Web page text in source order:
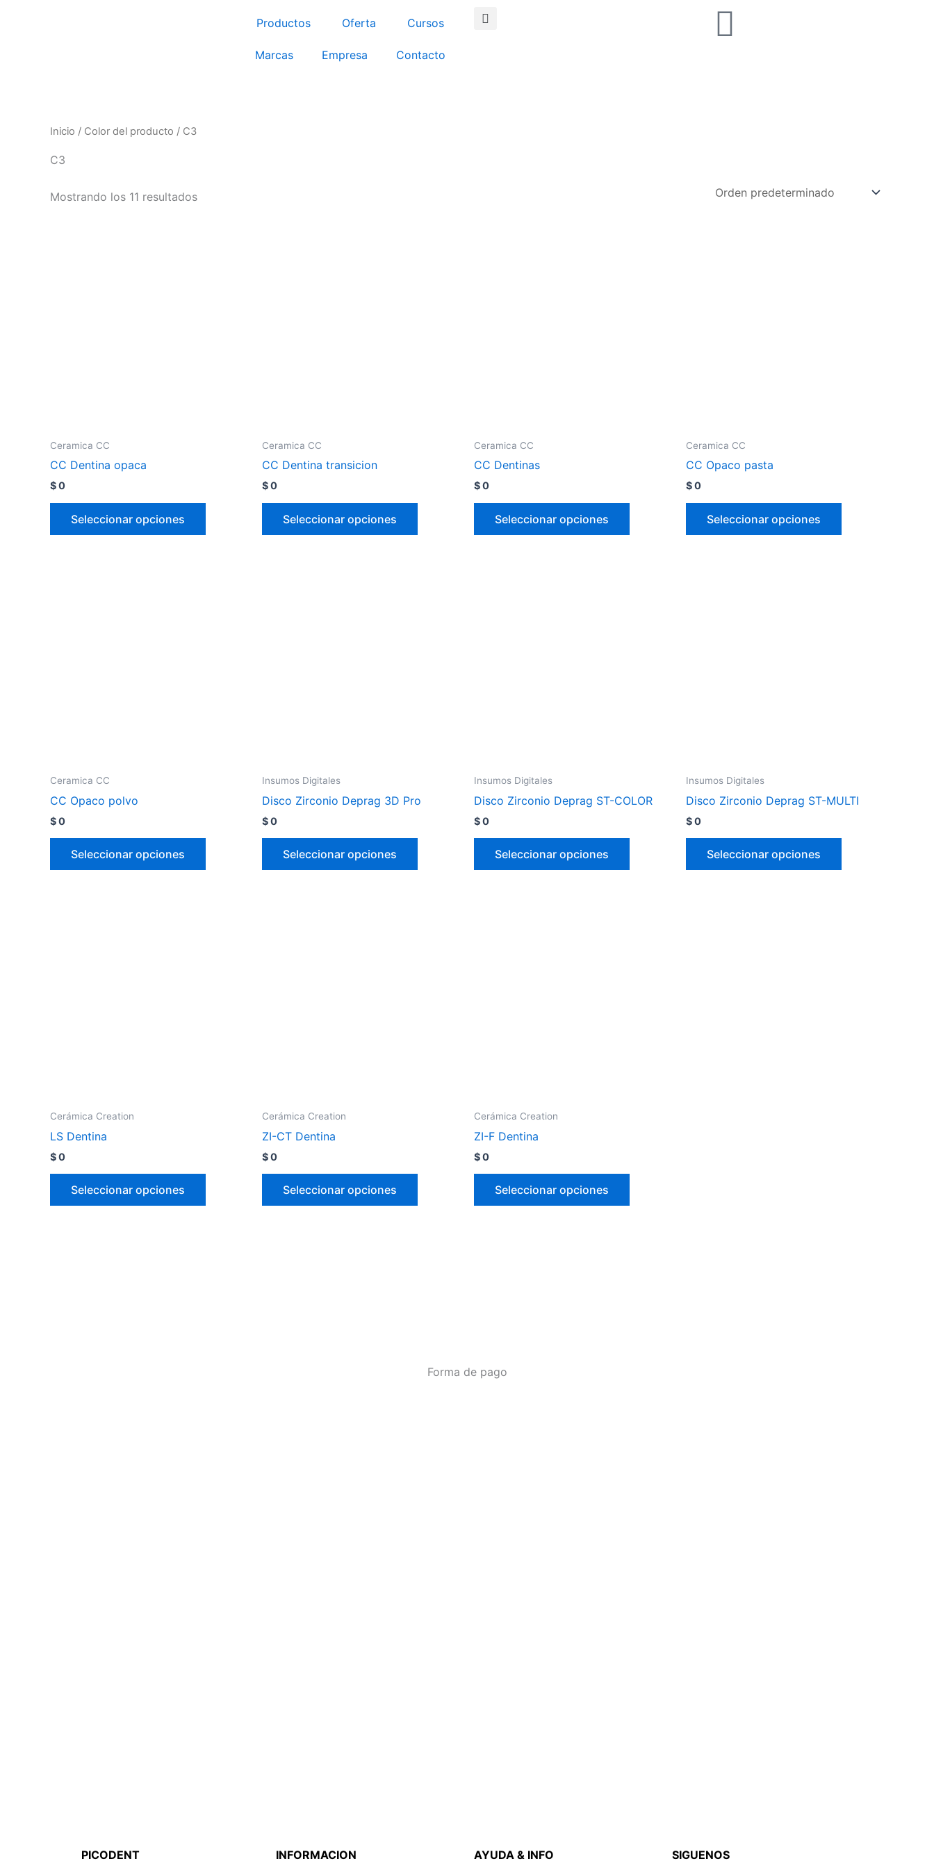
Productos Oferta Cursos
Marcas Empresa Contacto
Search
Inicio / Color del producto / C3
C3
Mostrando los 11 resultados
Ceramica CC
CC Dentina opaca
$0
Seleccionar opciones
Ceramica CC
CC Dentina transicion
$0
Seleccionar opciones
Ceramica CC
CC Dentinas
$0
Seleccionar opciones
Ceramica CC
CC Opaco pasta
$0
Seleccionar opciones
Ceramica CC
CC Opaco polvo
$0
Seleccionar opciones
Insumos Digitales
Disco Zirconio Deprag 3D Pro
$0
Seleccionar opciones
Insumos Digitales
Disco Zirconio Deprag ST-COLOR
$0
Seleccionar opciones
Insumos Digitales
Disco Zirconio Deprag ST-MULTI
$0
Seleccionar opciones
Cerámica Creation
LS Dentina
$0
Seleccionar opciones
Cerámica Creation
ZI-CT Dentina
$0
Seleccionar opciones
Cerámica Creation
ZI-F Dentina
$0
Seleccionar opciones
Forma de pago
PICODENT INFORMACION AYUDA & INFO SIGUENOS